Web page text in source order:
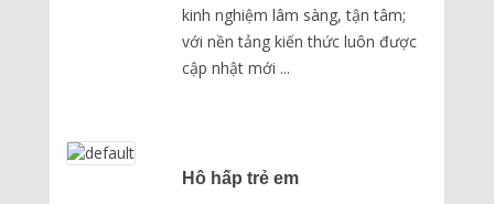
kinh nghiệm lâm sàng, tận tâm;
với nền tảng kiến thức luôn được
cập nhật mới ...
Hô hấp trẻ em